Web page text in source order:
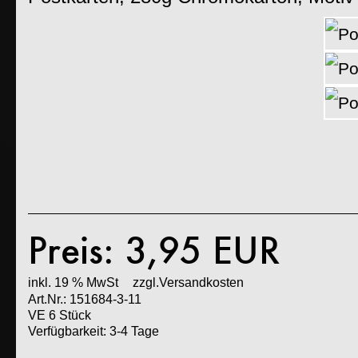
Preis: 3,95 EUR
inkl. 19 % MwSt
zzgl.Versandkosten
Art.Nr.: 151684-3-11
VE 6 Stück
Verfügbarkeit: 3-4 Tage